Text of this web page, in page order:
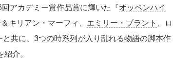
アカデミー賞作品賞に輝いた『オッペンハイ
キリアン・マーフィ、 エミリー・ブラント
、ロ
共に、3つの時系列が入り乱れる物語の脚本作
介。